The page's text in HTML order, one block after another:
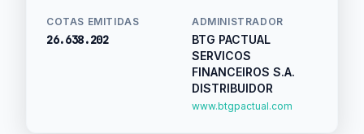
COTAS EMITIDAS
26.638.202
ADMINISTRADOR
BTG PACTUAL
SERVICOS
FINANCEIROS S.A.
DISTRIBUIDOR
www.btgpactual.com